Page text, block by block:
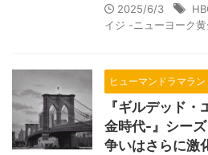
2025/6/3
イジ -ニューヨーク
ヒューマンドラマラン
『ギルデッド
金時代-』シー
争いはさらに激